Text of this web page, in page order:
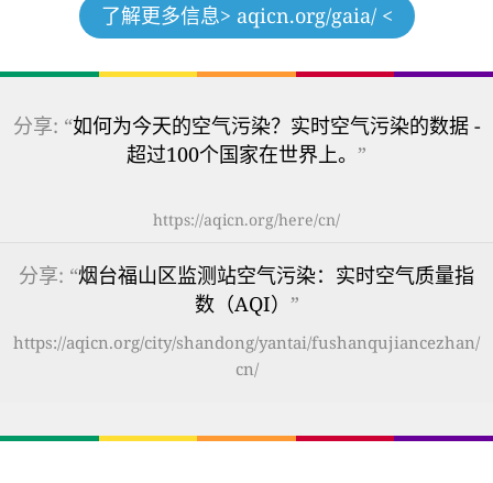
了解更多信息> aqicn.org/gaia/ <
分享: “如何为今天的空气污染？实时空气污染的数据 -
超过100个国家在世界上。 ”
https://aqicn.org/here/cn/
分享: “烟台福山区监测站空气污染：实时空气质量指
数（AQI） ”
https://aqicn.org/city/shandong/yantai/fushanqujiancezhan/
cn/